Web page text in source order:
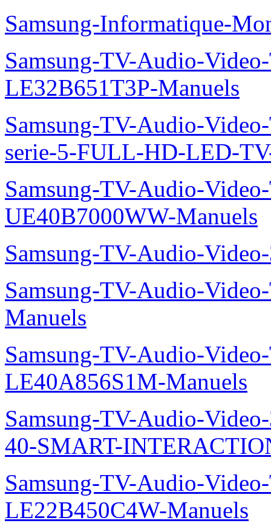
Samsung-Informatique-
Samsung-TV-Audio-
LE32B651T3P-Manuels
Samsung-TV-Audio-
serie-5-FULL-HD-LED-
Samsung-TV-Audio-
UE40B7000WW-Manuels
Samsung-TV-Audio-
Samsung-TV-Audio-
Manuels
Samsung-TV-Audio-
LE40A856S1M-Manuels
Samsung-TV-Audio-
40-SMART-
Samsung-TV-Audio-
LE22B450C4W-Manuels